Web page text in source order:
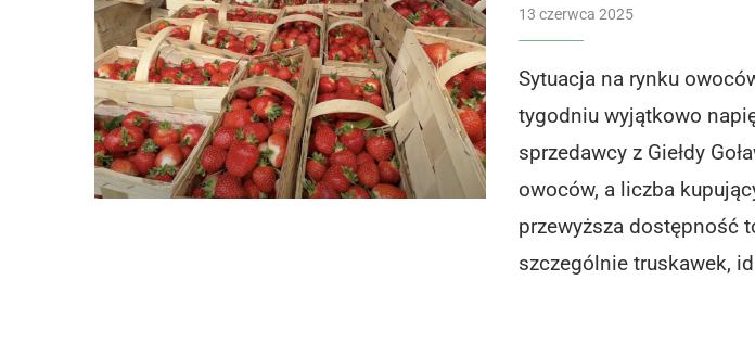
13 czerwca 2025
Sytuacja na rynku
tygodniu wyjątkowo
sprzedawcy z Giełdy
owoców, a liczba
przewyższa dostępność
szczególnie truskawek,